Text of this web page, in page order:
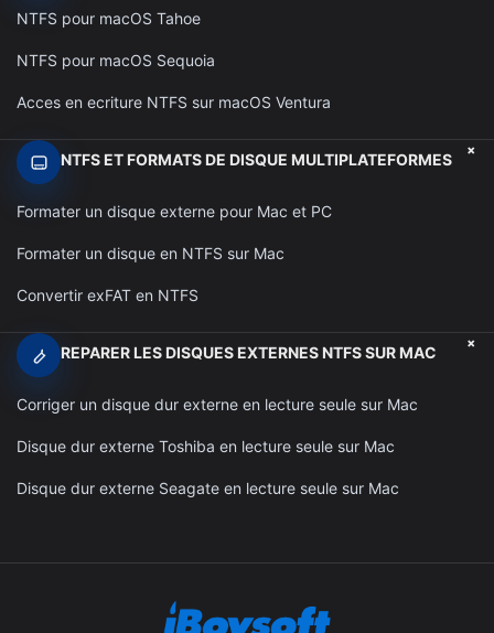
NTFS pour macOS Tahoe
NTFS pour macOS Sequoia
Acces en ecriture NTFS sur macOS Ventura
NTFS ET FORMATS DE DISQUE MULTIPLATEFORMES +
Formater un disque externe pour Mac et PC
Formater un disque en NTFS sur Mac
Convertir exFAT en NTFS
REPARER LES DISQUES EXTERNES NTFS SUR MAC +
Corriger un disque dur externe en lecture seule sur Mac
Disque dur externe Toshiba en lecture seule sur Mac
Disque dur externe Seagate en lecture seule sur Mac